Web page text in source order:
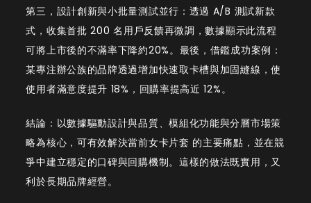
第三，設計創新與小批量測試並行：透過 A/B 測試新款
式，收集首批 200 名用戶反饋再微調，數據顯示此流程
可將上市後的不滿率下降約20%。最後，借鑑成功案例：
某專注辦公族的品牌透過增加快速取卡槽與加固縫線，使
使用者滿意度提升 18%，回購率提高近 12%。
結論：以數據驅動設計與品質、模組化功能與分層市場策
略為核心，可有效解決當前女卡片套 的主要痛點，並在競
爭中建立穩定的口碑與回購機制。這樣的做法既實用，又
利於長期品牌經營。